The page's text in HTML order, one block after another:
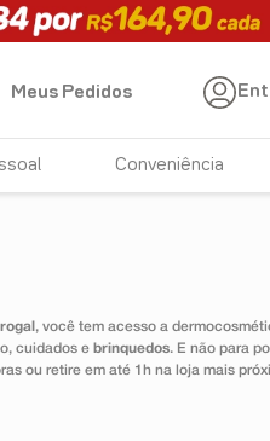
Meus Pedidos
Conveniência
, você tem acesso a
cuidados e brinquedos. E não para
ou retire em até 1h na loja mais